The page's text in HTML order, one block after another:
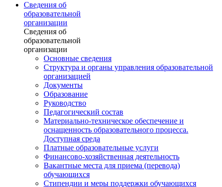
Сведения об
образовательной
организации
Сведения об
образовательной
организации
Основные сведения
Структура и органы управления образовательной
организацией
Документы
Образование
Руководство
Педагогический состав
Материально-техническое обеспечение и
оснащенность образовательного процесса.
Доступная среда
Платные образовательные услуги
Финансово-хозяйственная деятельность
Вакантные места для приема (перевода)
обучающихся
Стипендии и меры поддержки обучающихся